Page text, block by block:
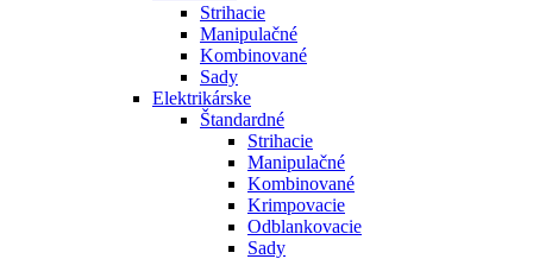
Strihacie
Manipulačné
Kombinované
Sady
Elektrikárske
Štandardné
Strihacie
Manipulačné
Kombinované
Krimpovacie
Odblankovacie
Sady